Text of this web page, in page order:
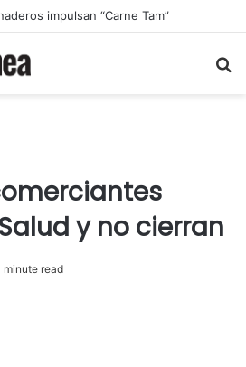
de 250 reportes por apagones
y no cierran
minute read